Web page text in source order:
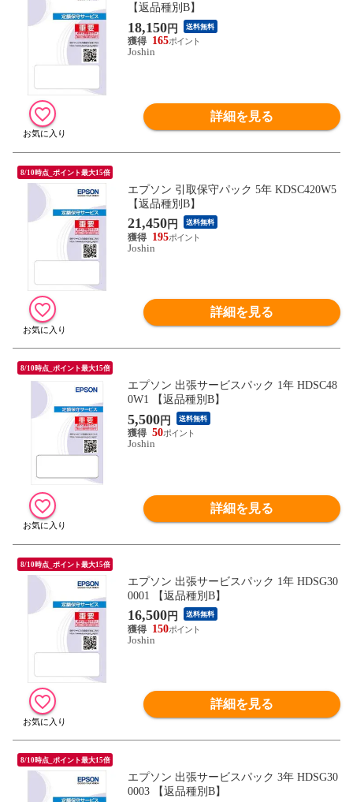
【返品種別B】
18,150円 送料無料
165
Joshin
詳細を見る
8/10時点_ポイント最大15倍
エプソン 引取保守パック 5年 KDSC420W5
【返品種別B】
21,450円 送料無料
195
Joshin
詳細を見る
8/10時点_ポイント最大15倍
エプソン 出張サービスパック 1年 HDSC48
0W1 【返品種別B】
5,500円 送料無料
50
Joshin
詳細を見る
8/10時点_ポイント最大15倍
エプソン 出張サービスパック 1年 HDSG30
0001 【返品種別B】
16,500円 送料無料
150
Joshin
詳細を見る
8/10時点_ポイント最大15倍
エプソン 出張サービスパック 3年 HDSG30
0003 【返品種別B】